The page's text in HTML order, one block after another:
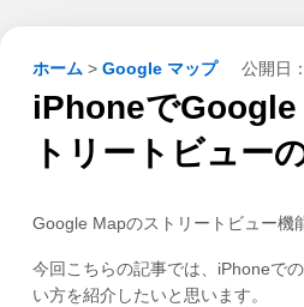
ホーム > Google マップ 公開日：
iPhoneでGoogle
トリートビュー
Google Mapのストリートビュー機
今回こちらの記事では、iPhoneで
い方を紹介したいと思います。